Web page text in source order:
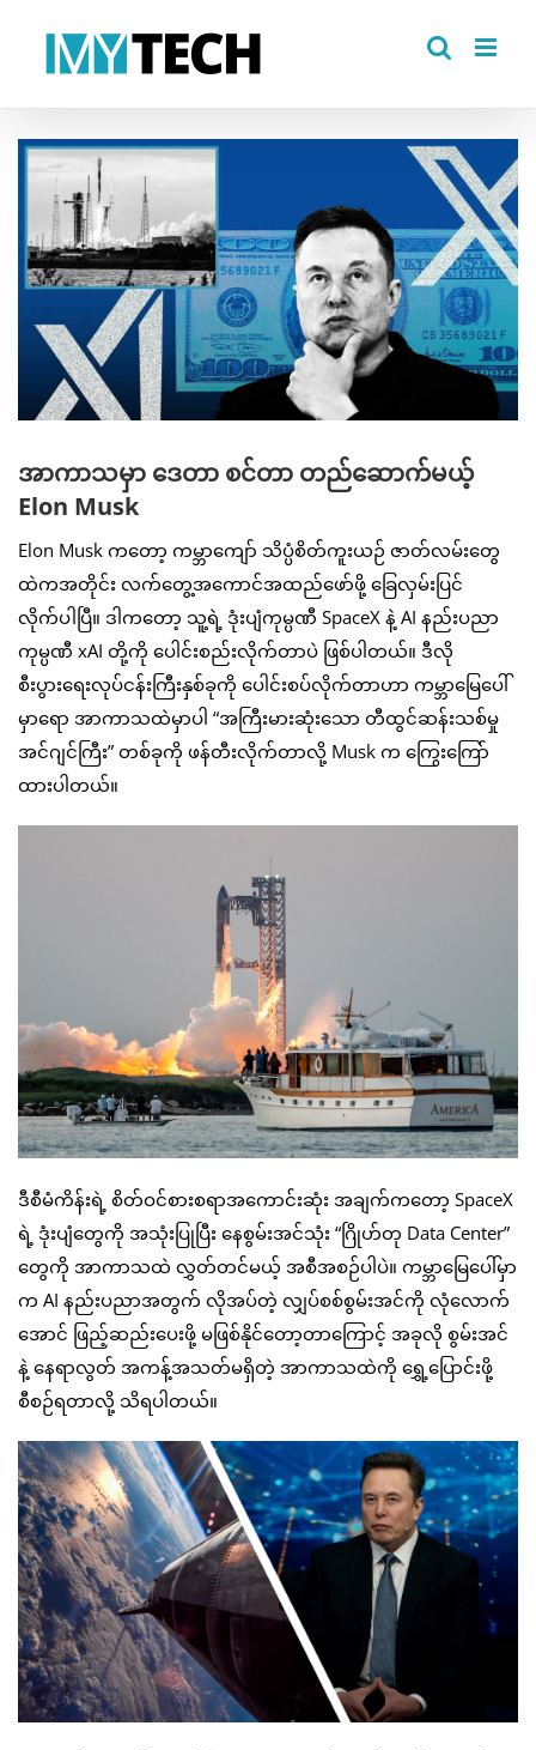
View
Larger
Image
အာကာသမှာ ဒေတာ စင်တာ တည်ဆောက်မယ့်
Elon Musk
Elon Musk ကတော့ ကမ္ဘာကျော် သိပ္ပံစိတ်ကူးယဉ် ဇာတ်လမ်းတွေ
ထဲကအတိုင်း လက်တွေ့အကောင်အထည်ဖော်ဖို့ ခြေလှမ်းပြင်
လိုက်ပါပြီ။ ဒါကတော့ သူ့ရဲ့ ဒုံးပျံကုမ္ပဏီ SpaceX နဲ့ AI နည်းပညာ
ကုမ္ပဏီ xAI တို့ကို ပေါင်းစည်းလိုက်တာပဲ ဖြစ်ပါတယ်။ ဒီလို
စီးပွားရေးလုပ်ငန်းကြီးနှစ်ခုကို ပေါင်းစပ်လိုက်တာဟာ ကမ္ဘာမြေပေါ်
မှာရော အာကာသထဲမှာပါ “အကြီးမားဆုံးသော တီထွင်ဆန်းသစ်မှု
အင်ဂျင်ကြီး” တစ်ခုကို ဖန်တီးလိုက်တာလို့ Musk က ကြွေးကြော်
ထားပါတယ်။
ဒီစီမံကိန်းရဲ့ စိတ်ဝင်စားစရာအကောင်းဆုံး အချက်ကတော့ SpaceX
ရဲ့ ဒုံးပျံတွေကို အသုံးပြုပြီး နေစွမ်းအင်သုံး “ဂြိုဟ်တု Data Center”
တွေကို အာကာသထဲ လွှတ်တင်မယ့် အစီအစဉ်ပါပဲ။ ကမ္ဘာမြေပေါ်မှာ
က AI နည်းပညာအတွက် လိုအပ်တဲ့ လျှပ်စစ်စွမ်းအင်ကို လုံလောက်
အောင် ဖြည့်ဆည်းပေးဖို့ မဖြစ်နိုင်တော့တာကြောင့် အခုလို စွမ်းအင်
နဲ့ နေရာလွတ် အကန့်အသတ်မရှိတဲ့ အာကာသထဲကို ရွှေ့ပြောင်းဖို့
စီစဉ်ရတာလို့ သိရပါတယ်။